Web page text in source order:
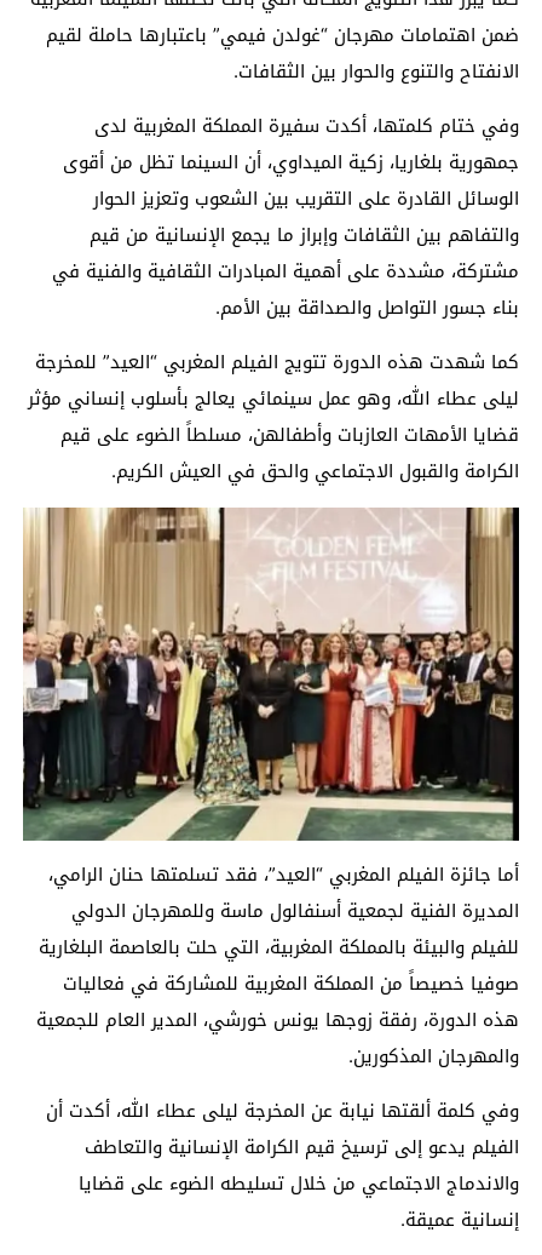
ضمن اهتمامات مهرجان “غولدن فيمي” باعتبارها حاملة لقيم
الانفتاح والتنوع والحوار بين الثقافات.
وفي ختام كلمتها، أكدت سفيرة المملكة المغربية لدى
جمهورية بلغاريا، زكية الميداوي، أن السينما تظل من أقوى
الوسائل القادرة على التقريب بين الشعوب وتعزيز الحوار
والتفاهم بين الثقافات وإبراز ما يجمع الإنسانية من قيم
مشتركة، مشددة على أهمية المبادرات الثقافية والفنية في
بناء جسور التواصل والصداقة بين الأمم.
كما شهدت هذه الدورة تتويج الفيلم المغربي “العيد” للمخرجة
ليلى عطاء الله، وهو عمل سينمائي يعالج بأسلوب إنساني مؤثر
قضايا الأمهات العازبات وأطفالهن، مسلطاً الضوء على قيم
الكرامة والقبول الاجتماعي والحق في العيش الكريم.
أما جائزة الفيلم المغربي “العيد”، فقد تسلمتها حنان الرامي،
المديرة الفنية لجمعية أسنفالول ماسة وللمهرجان الدولي
للفيلم والبيئة بالمملكة المغربية، التي حلت بالعاصمة البلغارية
صوفيا خصيصاً من المملكة المغربية للمشاركة في فعاليات
هذه الدورة، رفقة زوجها يونس خورشي، المدير العام للجمعية
والمهرجان المذكورين.
وفي كلمة ألقتها نيابة عن المخرجة ليلى عطاء الله، أكدت أن
الفيلم يدعو إلى ترسيخ قيم الكرامة الإنسانية والتعاطف
والاندماج الاجتماعي من خلال تسليطه الضوء على قضايا
إنسانية عميقة.